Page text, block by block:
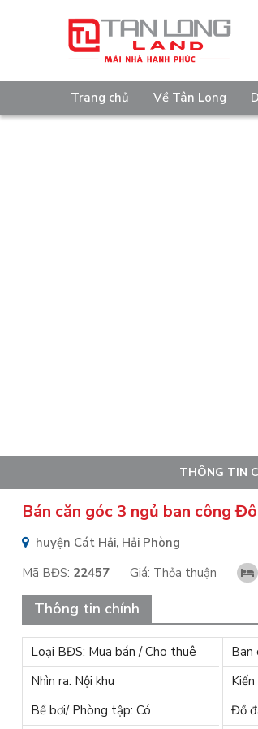
Trang chủ Về Tân Long
THÔNG TIN
Bán căn góc 3 ngủ ban công
huyện Cát Hải, Hải Phòng
Mã BĐS: 22457 Giá: Thỏa thuận
Thông tin chính
Loại BĐS: Mua bán / Cho thuê
Ban
Nhìn ra: Nội khu
Bể bơi/ Phòng tập: Có
Đồ